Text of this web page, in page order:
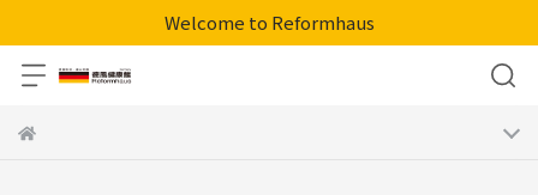
Welcome to Reformhaus